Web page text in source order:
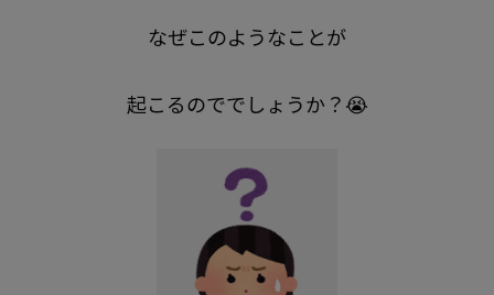
なぜこのようなことが
起こるのででしょうか？😭